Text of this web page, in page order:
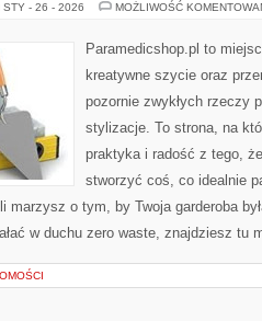
STY - 26 - 2026 MOŻLIWOŚĆ
Paramedicshop.pl to
kreatywne szycie oraz
pozornie zwykłych rzeczy
stylizacje. To strona, na
praktyka i radość z tego,
stworzyć coś, co idealnie
marzysz o tym, by Twoja garderoba
w duchu zero waste, znajdziesz tu